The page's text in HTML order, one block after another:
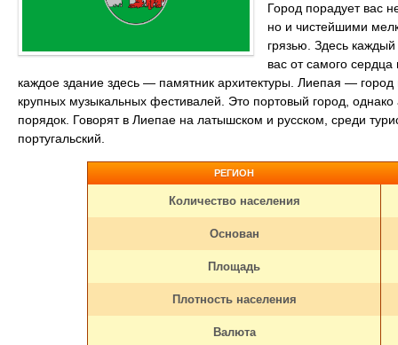
Город порадует вас
но и чистейшими
грязью. Здесь
вас от самого
каждое здание здесь — памятник архитектуры. Лиепая —
крупных музыкальных фестивалей. Это портовый город,
порядок. Говорят в Лиепае на латышском и русском, среди
португальский.
РЕГИОН
Количество населения
Основан
Площадь
Плотность населения
Валюта